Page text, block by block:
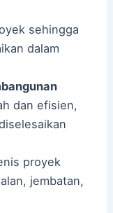
sehingga
dalam
dan efisien,
proyek
jembatan,